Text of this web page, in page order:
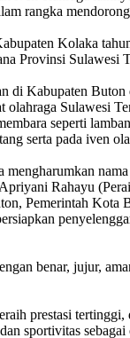
rangka
Kolaka
Provinsi
Kabupaten
Sulawesi
seperti
serta pada iven
Rahayu
Pemerintah
benar, jujur,
prestasi
sportivitas sebagai